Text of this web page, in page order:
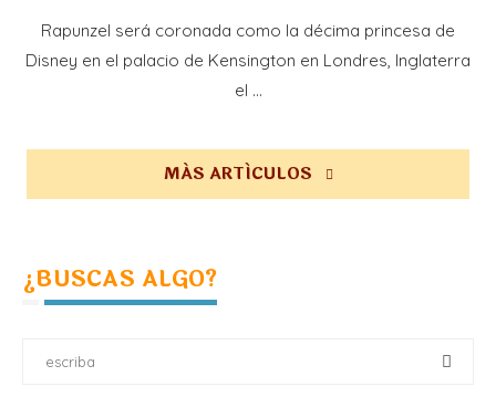
Rapunzel será coronada como la décima princesa de
Disney en el palacio de Kensington en Londres, Inglaterra
el …
MÁS ARTÍCULOS
¿BUSCAS ALGO?